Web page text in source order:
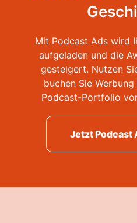
Mit Podcast Ads wird
aufgeladen und die
gesteigert. Nutzen
buchen Sie
Podcast-Portfolio
Jetzt Podcast